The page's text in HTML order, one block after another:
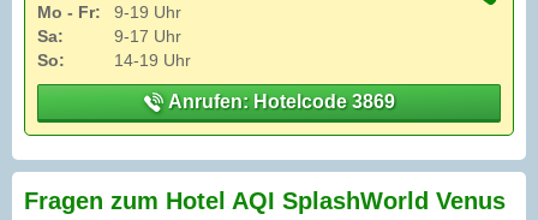
Mo - Fr:
9-19 Uhr
Sa:
9-17 Uhr
So:
14-19 Uhr
Anrufen: Hotelcode 3869
Fragen zum Hotel AQI SplashWorld Venus